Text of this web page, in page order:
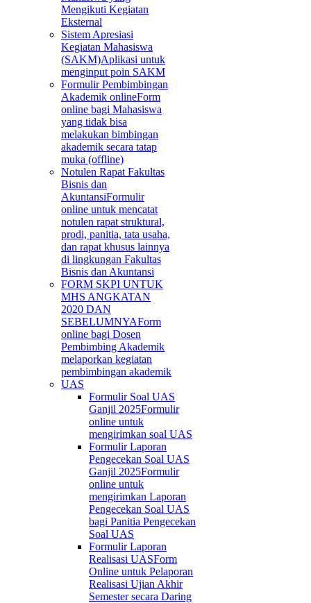
Mengikuti Kegiatan
Eksternal
Sistem Apresiasi
Kegiatan Mahasiswa
(SAKM)Aplikasi untuk
menginput poin SAKM
Formulir Pembimbingan
Akademik onlineForm
online bagi Mahasiswa
yang tidak bisa
melakukan bimbingan
akademik secara tatap
muka (offline)
Notulen Rapat Fakultas
Bisnis dan
AkuntansiFormulir
online untuk mencatat
notulen rapat struktural,
prodi, panitia, tata usaha,
dan rapat khusus lainnya
di lingkungan Fakultas
Bisnis dan Akuntansi
FORM SKPI UNTUK
MHS ANGKATAN
2020 DAN
SEBELUMNYAForm
online bagi Dosen
Pembimbing Akademik
melaporkan kegiatan
pembimbingan akademik
UAS
Formulir Soal UAS
Ganjil 2025Formulir
online untuk
mengirimkan soal UAS
Formulir Laporan
Pengecekan Soal UAS
Ganjil 2025Formulir
online untuk
mengirimkan Laporan
Pengecekan Soal UAS
bagi Panitia Pengecekan
Soal UAS
Formulir Laporan
Realisasi UASForm
Online untuk Pelaporan
Realisasi Ujian Akhir
Semester secara Daring